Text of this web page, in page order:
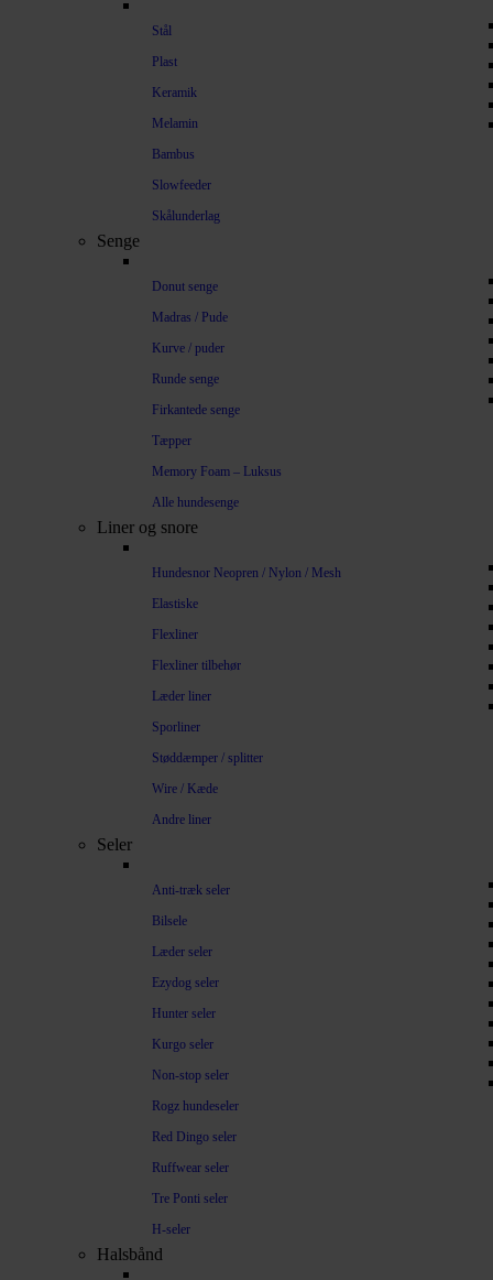
Stål
Plast
Keramik
Melamin
Bambus
Slowfeeder
Skålunderlag
Senge
Donut senge
Madras / Pude
Kurve / puder
Runde senge
Firkantede senge
Tæpper
Memory Foam – Luksus
Alle hundesenge
Liner og snore
Hundesnor Neopren / Nylon / Mesh
Elastiske
Flexliner
Flexliner tilbehør
Læder liner
Sporliner
Støddæmper / splitter
Wire / Kæde
Andre liner
Seler
Anti-træk seler
Bilsele
Læder seler
Ezydog seler
Hunter seler
Kurgo seler
Non-stop seler
Rogz hundeseler
Red Dingo seler
Ruffwear seler
Tre Ponti seler
H-seler
Halsbånd